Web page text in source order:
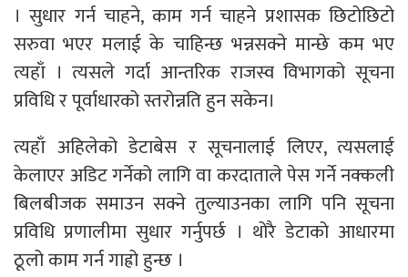
। सुधार गर्न चाहने, काम गर्न चाहने प्रशासक छिटोछिटो
सरुवा भएर मलाई के चाहिन्छ भन्नसक्ने मान्छे कम भए
त्यहाँ । त्यसले गर्दा आन्तरिक राजस्व विभागको सूचना
प्रविधि र पूर्वाधारको स्तरोन्नति हुन सकेन।
त्यहाँ अहिलेको डेटाबेस र सूचनालाई लिएर, त्यसलाई
केलाएर अडिट गर्नेको लागि वा करदाताले पेस गर्ने नक्कली
बिलबीजक समाउन सक्ने तुल्याउनका लागि पनि सूचना
प्रविधि प्रणालीमा सुधार गर्नुपर्छ । थोरै डेटाको आधारमा
ठूलो काम गर्न गाह्रो हुन्छ ।